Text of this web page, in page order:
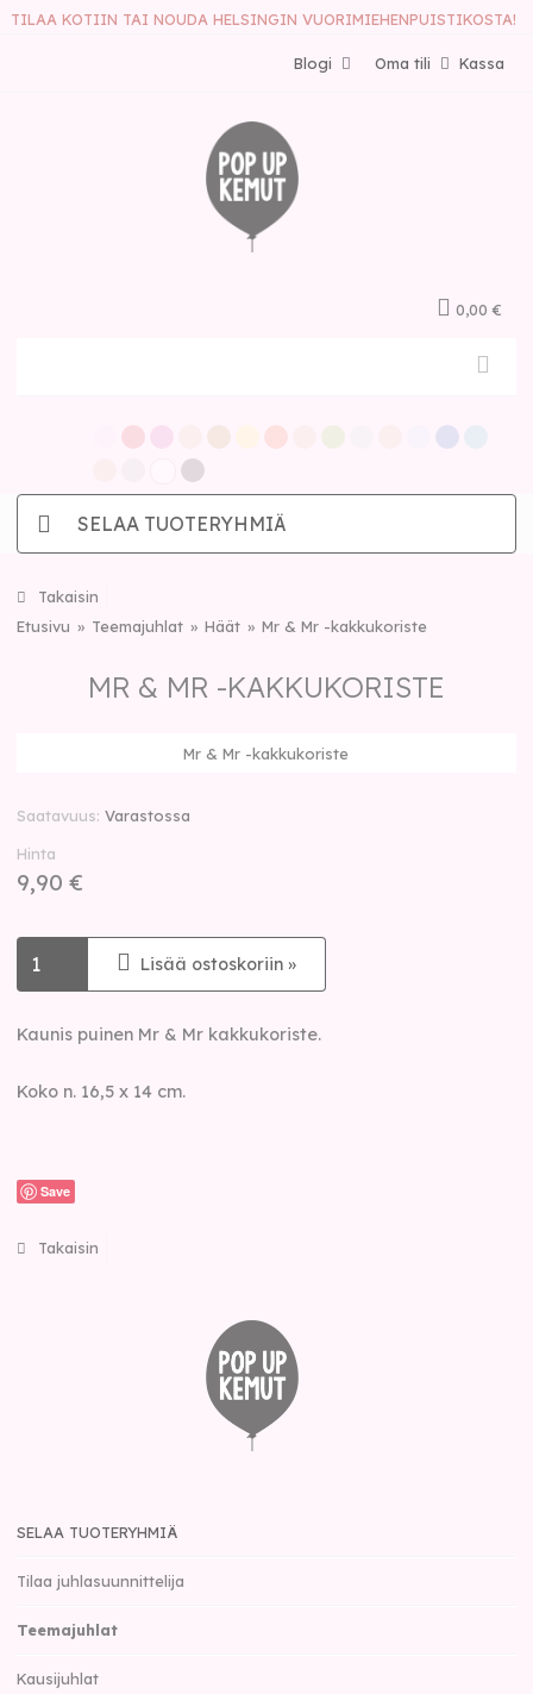
TILAA KOTIIN TAI NOUDA HELSINGIN VUORIMIEHENPUISTIKOSTA!
Kassa
Oma tili
Blogi
0,00 €
SELAA TUOTERYHMIÄ
Takaisin
Etusivu
Teemajuhlat Häät Mr & Mr -kakkukoriste
MR & MR -KAKKUKORISTE
Mr & Mr -kakkukoriste
Saatavuus Varastossa
Hinta
9,90 €
Lisää ostoskoriin »
Kaunis puinen Mr & Mr kakkukoriste.
Koko n. 16,5 x 14 cm.
Save
Takaisin
SELAA TUOTERYHMIÄ
Tilaa juhlasuunnittelija
Teemajuhlat
Kausijuhlat